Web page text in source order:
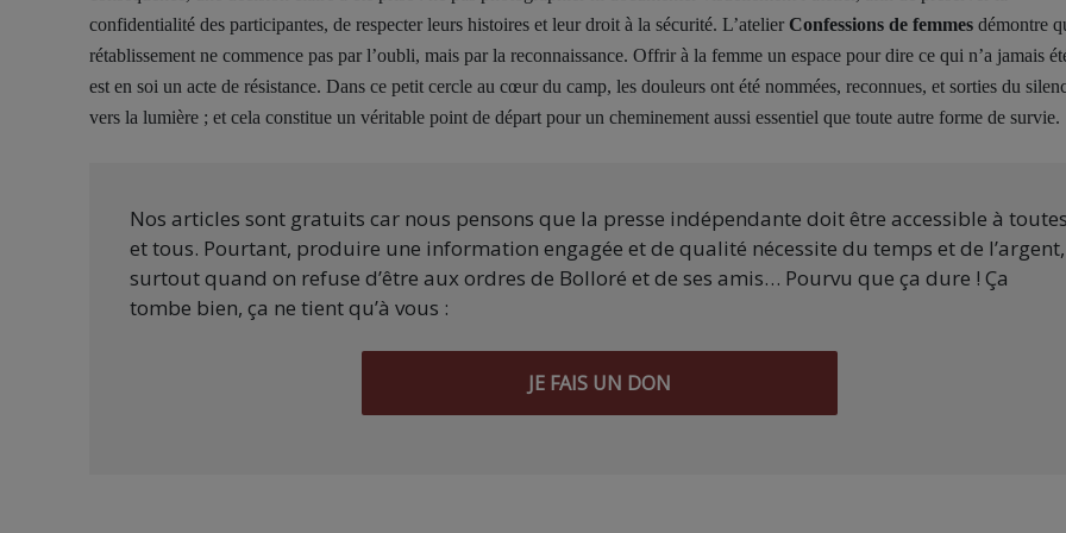
confidentialité des participantes, de respecter leurs histoires et leur droit à la sécurité. L’atelier Confessions de femmes démontre
rétablissement ne commence pas par l’oubli, mais par la reconnaissance. Offrir à la femme un espace pour dire ce qui n’a jamais
est en soi un acte de résistance. Dans ce petit cercle au cœur du camp, les douleurs ont été nommées, reconnues, et sorties du
vers la lumière ; et cela constitue un véritable point de départ pour un cheminement aussi essentiel que toute autre forme de survie.
Nos articles sont gratuits car nous pensons que la presse indépendante doit être accessible à toutes
et tous. Pourtant, produire une information engagée et de qualité nécessite du temps et de l’argent,
surtout quand on refuse d’être aux ordres de Bolloré et de ses amis… Pourvu que ça dure ! Ça
tombe bien, ça ne tient qu’à vous :
JE FAIS UN DON